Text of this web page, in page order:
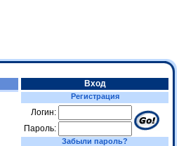
Вход
Регистрация
Логин:
Пароль:
Забыли пароль?